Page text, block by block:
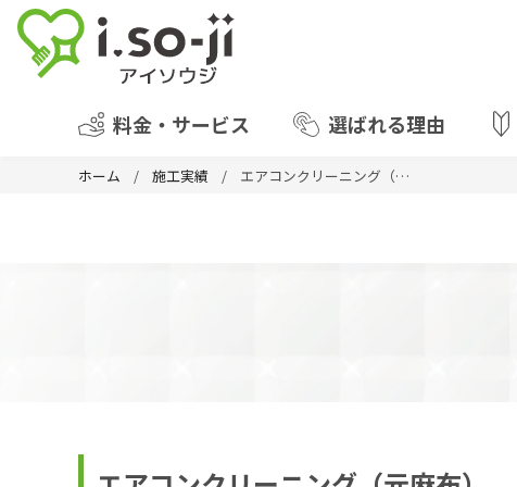
料金・サービス 選ばれる理由
ホーム 施工実績 エアコンクリーニング（元麻布）